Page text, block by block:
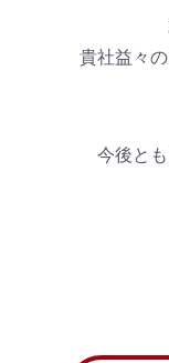
貴社益々
今後と